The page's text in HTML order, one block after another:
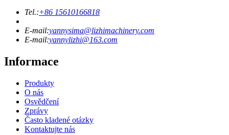
Tel.:+86 15610166818
E-mail:yannysima@lizhimachinery.com
E-mail:yannylizhi@163.com
Informace
Produkty
O nás
Osvědčení
Zprávy
Často kladené otázky
Kontaktujte nás